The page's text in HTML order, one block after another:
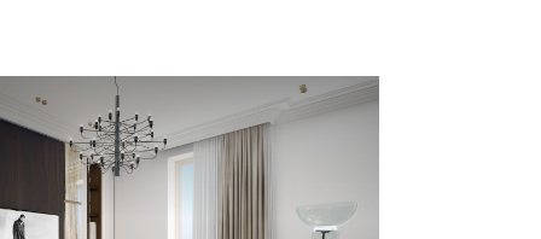
architettonico distintivo,
lo spazio in un ambiente
equilibrato e senza tempo.